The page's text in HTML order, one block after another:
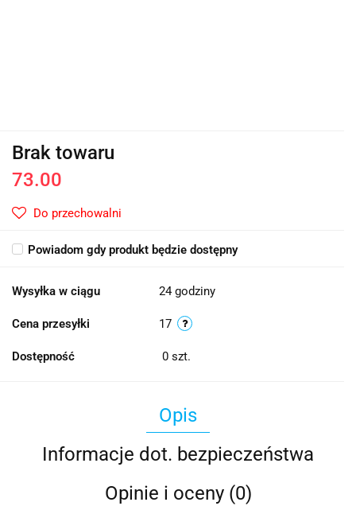
Brak towaru
73.00
Do przechowalni
Powiadom gdy produkt będzie dostępny
Wysyłka w ciągu 24 godziny
Cena przesyłki 17
Dostępność 0 szt.
Opis
Informacje dot. bezpieczeństwa
Opinie i oceny (0)